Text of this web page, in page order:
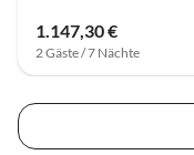
1.147,30 €
2 Gäste / 7 Nächte